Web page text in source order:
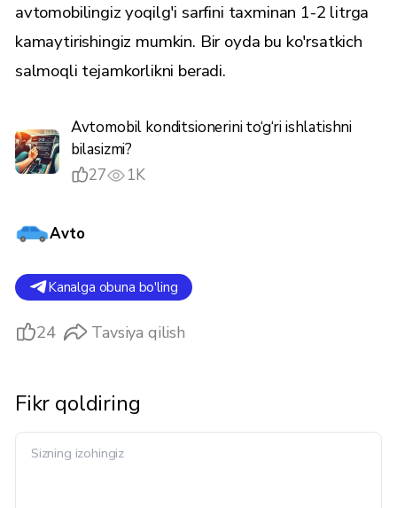
avtomobilingiz yoqilg'i sarfini taxminan 1-2 litrga
kamaytirishingiz mumkin. Bir oyda bu ko'rsatkich
salmoqli tejamkorlikni beradi.
Avtomobil konditsionerini to‘g‘ri ishlatishni
bilasizmi?
27
1K
Avto
Kanalga obuna bo'ling
24 Tavsiya qilish
Fikr qoldiring